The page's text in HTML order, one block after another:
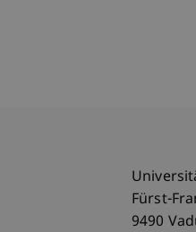
Fürst-
9490